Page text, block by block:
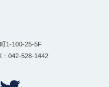
1-100-25-5F
042-528-1442